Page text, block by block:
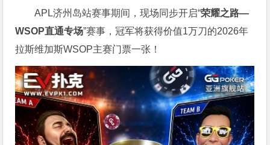
APL济州岛站赛事期间，现场同步开启“荣耀之路—
WSOP直通专场”赛事，冠军将获得价值1万刀的2026年
拉斯维加斯WSOP主赛门票一张！